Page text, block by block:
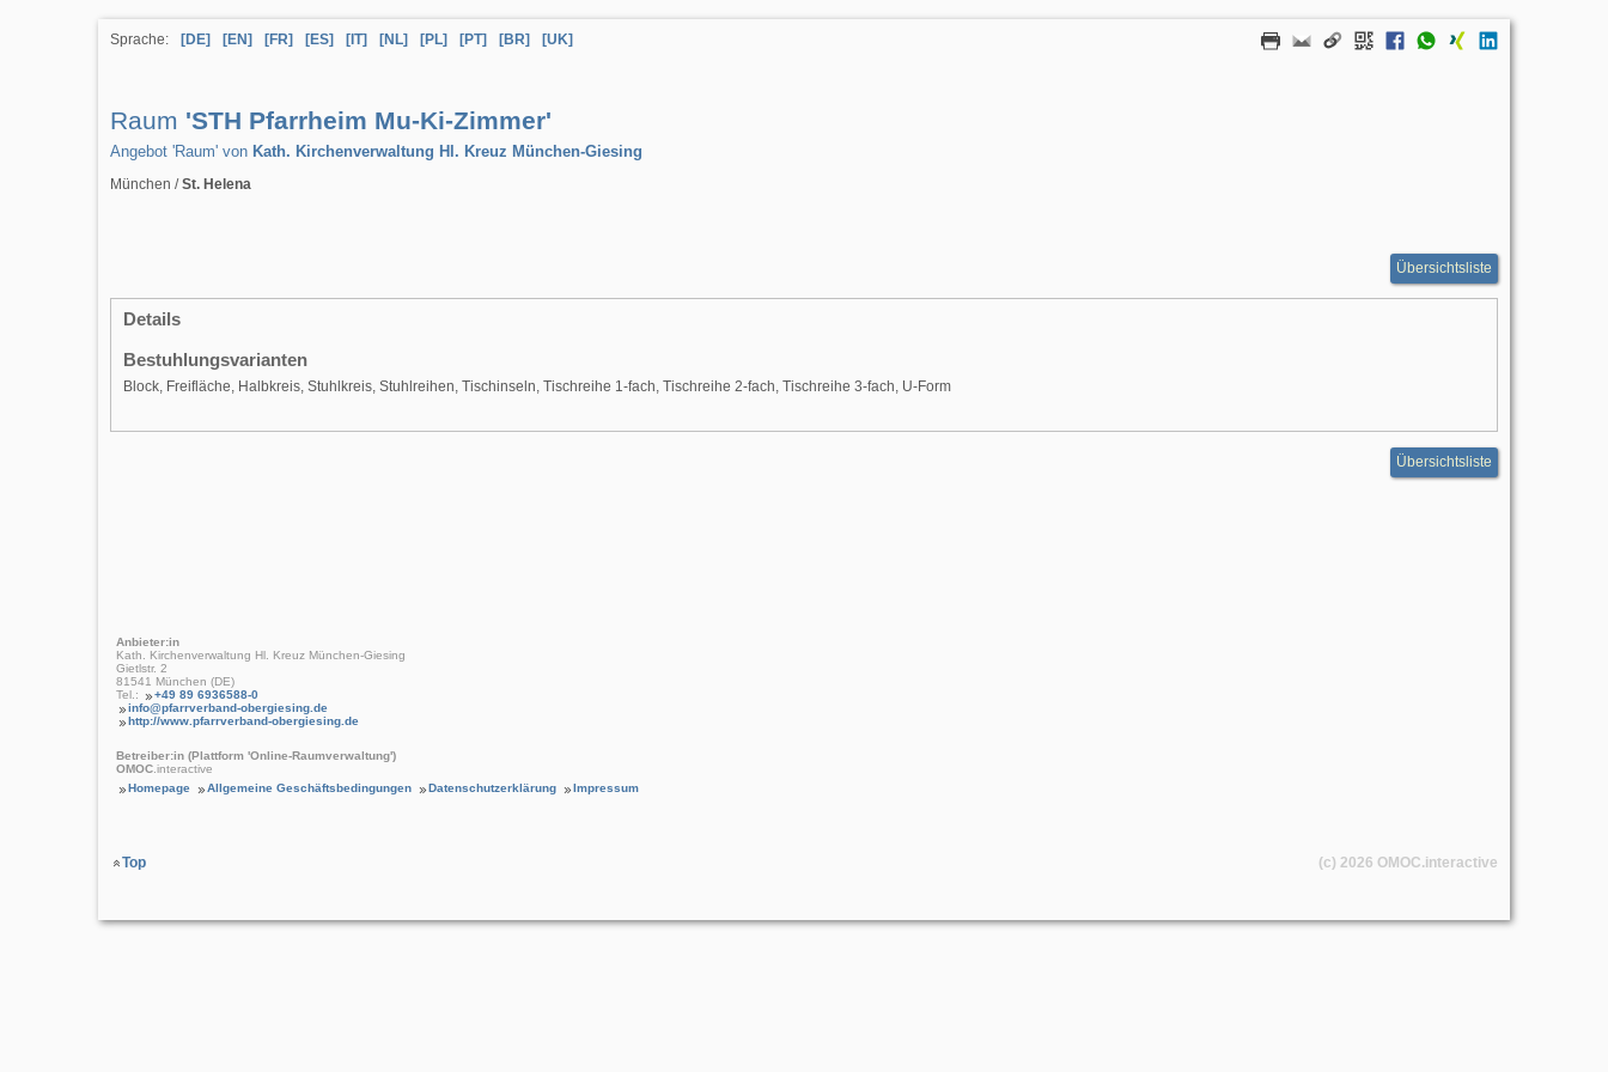
Sprache: [DE] [EN] [FR] [ES] [IT] [NL] [PL] [PT] [BR] [UK]
Raum 'STH Pfarrheim Mu-Ki-Zimmer'
Angebot 'Raum' von Kath. Kirchenverwaltung Hl. Kreuz München-Giesing
München /St. Helena
Übersichtsliste
Details
Bestuhlungsvarianten
Block, Freifläche, Halbkreis, Stuhlkreis, Stuhlreihen, Tischinseln, Tischreihe 1-fach, Tischreihe 2-fach, Tischreihe 3-fach, U-Form
Übersichtsliste
Anbieter:in
Kath. Kirchenverwaltung Hl. Kreuz München-Giesing
Gietlstr. 2
81541 München (DE)
Tel.:
+49 89 6936588-0
info@pfarrverband-obergiesing.de
http://www.pfarrverband-obergiesing.de
Betreiber:in (Plattform 'Online-Raumverwaltung')
OMOC .interactive
Homepage
Allgemeine Geschäftsbedingungen Datenschutzerklärung Impressum
Top (c) 2026 OMOC.interactive